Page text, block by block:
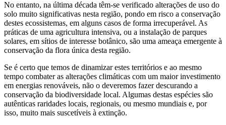
No entanto, na última década têm-se verificado alterações de uso do
solo muito significativas nesta região, pondo em risco a conservação
destes ecossistemas, em alguns casos de forma irrecuperável. As
práticas de uma agricultura intensiva, ou a instalação de parques
solares, em sítios de interesse botânico, são uma ameaça emergente à
conservação da flora única desta região.
Se é certo que temos de dinamizar estes territórios e ao mesmo
tempo combater as alterações climáticas com um maior investimento
em energias renováveis, não o deveremos fazer descurando a
conservação da biodiversidade local. Algumas destas espécies são
autênticas raridades locais, regionais, ou mesmo mundiais e, por
isso, muito mais suscetíveis à extinção.